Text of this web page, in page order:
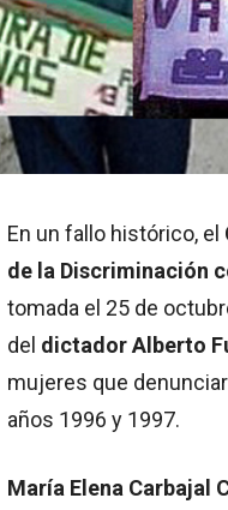
En un fallo histórico, el
de la Discriminación
tomada el 25 de
del dictador Alberto
mujeres que
años 1996 y 1997.
María Elena Carbajal